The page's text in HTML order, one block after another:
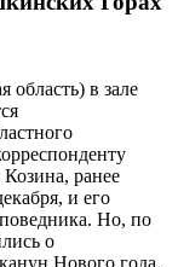
область) в зале
ранее
и его
Но, по
о